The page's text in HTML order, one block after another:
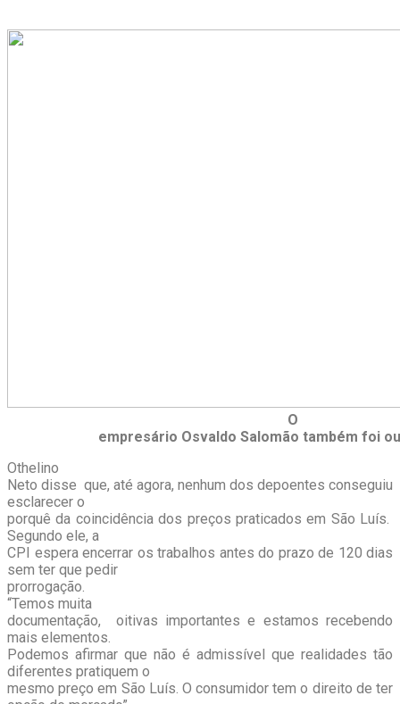
O
empresário Osvaldo Salomão também foi
Othelino
Neto disse que, até agora, nenhum dos depoentes conseguiu
esclarecer o
porquê da coincidência dos preços praticados em São Luís.
Segundo ele, a
CPI espera encerrar os trabalhos antes do prazo de 120 dias
sem ter que pedir
prorrogação.
“Temos muita
documentação, oitivas importantes e estamos recebendo
mais elementos.
Podemos afirmar que não é admissível que realidades tão
diferentes pratiquem o
mesmo preço em São Luís. O consumidor tem o direito de ter